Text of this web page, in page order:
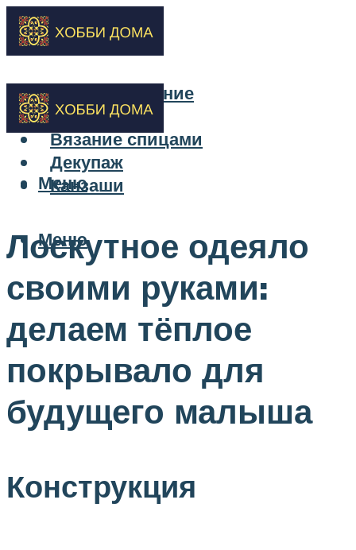
Бисероплетение
Вышивка
Вязание спицами
Декупаж
Канзаши
Меню
Меню
Лоскутное одеяло
своими руками:
делаем тёплое
покрывало для
будущего малыша
Конструкция